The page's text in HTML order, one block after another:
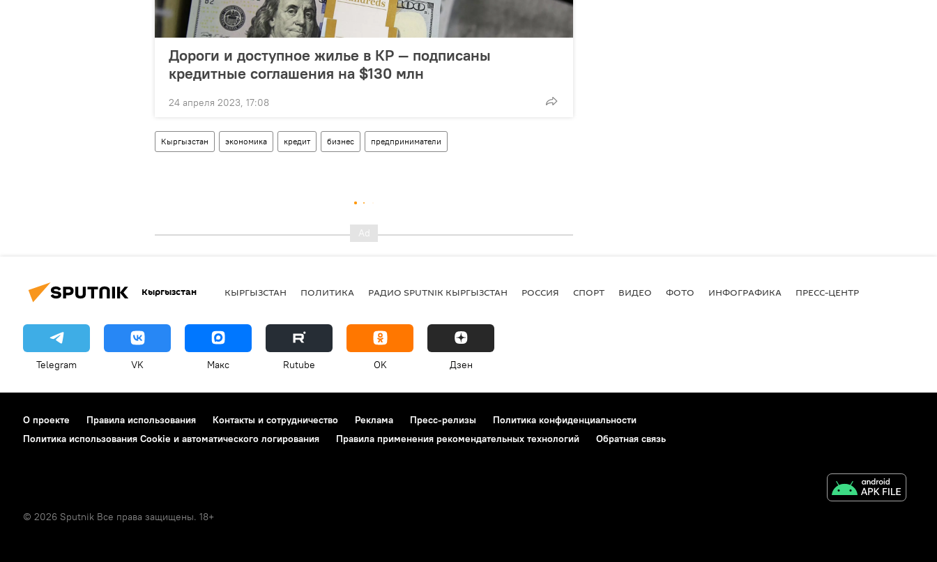
Дороги и доступное жилье в КР — подписаны
кредитные соглашения на $130 млн
24 апреля 2023, 17:08
Кыргызстан экономика кредит бизнес предприниматели
Кыргызстан КЫРГЫЗСТАН ПОЛИТИКА РАДИО SPUTNIK КЫРГЫЗСТАН РОССИЯ СПОРТ ВИДЕО ФОТО ИНФОГРАФИКА ПРЕСС-ЦЕНТР
Telegram VK Макс Rutube OK Дзен
О проекте Правила использования Контакты и сотрудничество Реклама Пресс-релизы
Политика конфиденциальности
Политика использования Cookie и автоматического логирования
Правила применения рекомендательных технологий Обратная связь
© 2026 Sputnik Все права защищены. 18+